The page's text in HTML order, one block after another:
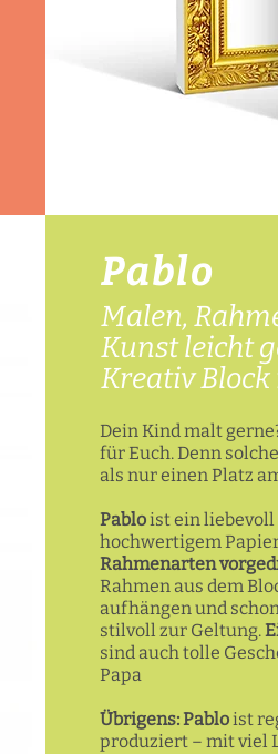
Pablo
Malen,
Kunst leicht
Kreativ
Dein Kind malt
für Euch. Denn
als nur einen Platz
Pabloist ein
hochwertigem
Rahmenarten
Rahmen aus dem
aufhängen und
stilvoll zur Geltung.
sind auch tolle
Papa
Übrigens: Pabloist
produziert – mit viel